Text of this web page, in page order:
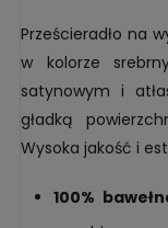
Prześcieradło na
w kolorze
satynowym i
gładką
Wysoka jakość i
100%